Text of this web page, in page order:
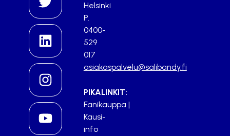
Helsinki
P.
0400-
529
017
asiakaspalvelu@salibandy.fi
PIKALINKIT:
Fanikauppa |
Kausi-
info